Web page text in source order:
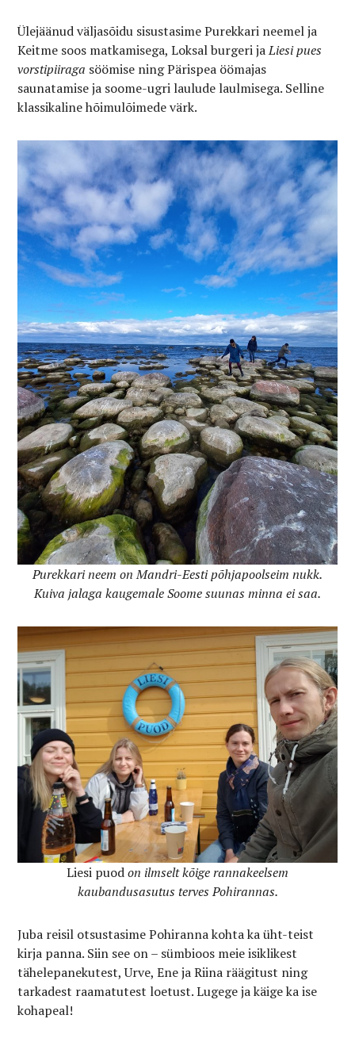
Ülejäänud väljasõidu sisustasime Purekkari neemel ja
Keitme soos matkamisega, Loksal burgeri jaLiesi pues
vorstipiiraga söömise ning Pärispea öömajas
saunatamise ja soome-ugri laulude laulmisega. Selline
klassikaline hõimulõimede värk.
Purekkari neem on Mandri-Eesti põhjapoolseim nukk.
Kuiva jalaga kaugemale Soome suunas minna ei saa.
Liesi puodon ilmselt kõige rannakeelsem
kaubandusasutus terves Pohirannas.
Juba reisil otsustasime Pohiranna kohta ka üht-teist
kirja panna. Siin see on – sümbioos meie isiklikest
tähelepanekutest, Urve, Ene ja Riina räägitust ning
tarkadest raamatutest loetust. Lugege ja käige ka ise
kohapeal!